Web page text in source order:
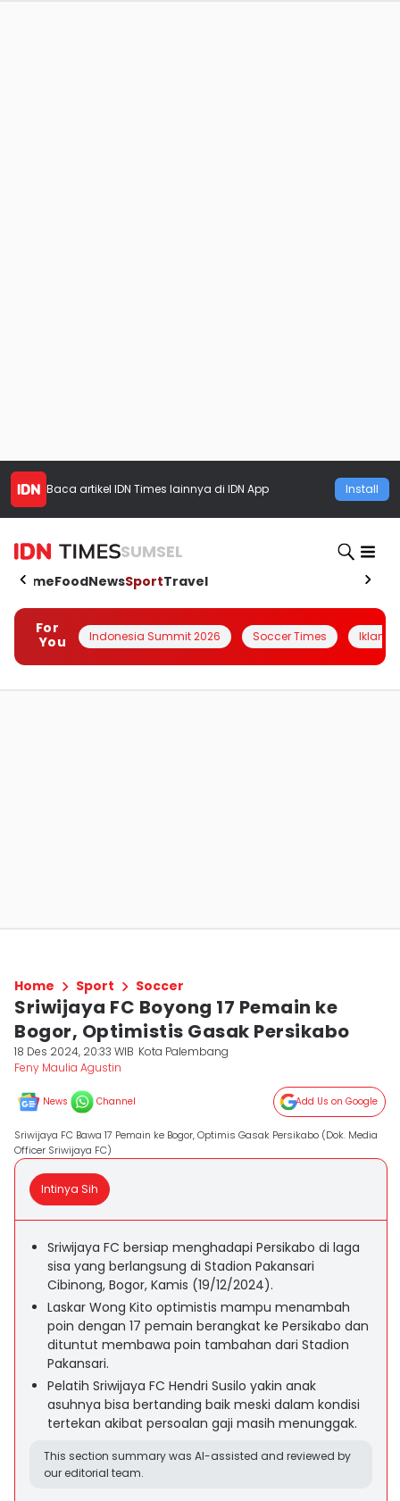
Baca artikel IDN Times lainnya di IDN App Install
SUMSEL
HomeFoodNewsSportTravel
For
You
Indonesia Summit 2026 Soccer Times Iklanin
Home Sport Soccer
Sriwijaya FC Boyong 17 Pemain ke
Bogor, Optimistis Gasak Persikabo
18 Des 2024, 20:33 WIB Kota Palembang
Feny Maulia Agustin
News Channel Add Us on Google
Sriwijaya FC Bawa 17 Pemain ke Bogor, Optimis Gasak Persikabo (Dok. Media
Officer Sriwijaya FC)
Intinya Sih
Sriwijaya FC bersiap menghadapi Persikabo di laga
sisa yang berlangsung di Stadion Pakansari
Cibinong, Bogor, Kamis (19/12/2024).
Laskar Wong Kito optimistis mampu menambah
poin dengan 17 pemain berangkat ke Persikabo dan
dituntut membawa poin tambahan dari Stadion
Pakansari.
Pelatih Sriwijaya FC Hendri Susilo yakin anak
asuhnya bisa bertanding baik meski dalam kondisi
tertekan akibat persoalan gaji masih menunggak.
This section summary was AI-assisted and reviewed by
our editorial team.